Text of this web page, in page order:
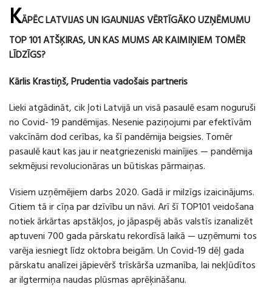
KĀPĒC LATVIJAS UN IGAUNIJAS VĒRTĪGĀKO UZŅĒMUMU
TOP 101 ATŠĶIRAS, UN KAS MUMS AR KAIMIŅIEM TOMĒR
LĪDZĪGS?
Kārlis Krastiņš, Prudentia vadošais partneris
Lieki atgādināt, cik ļoti Latvijā un visā pasaulē esam noguruši
no Covid- 19 pandēmijas. Nesenie paziņojumi par efektīvām
vakcīnām dod cerības, ka šī pandēmija beigsies. Tomēr
pasaulē kaut kas jau ir neatgriezeniski mainījies — pandēmija
sekmējusi revolucionāras un būtiskas pārmaiņas.
Visiem uzņēmējiem darbs 2020. Gadā ir milzīgs izaicinājums.
Citiem tā ir cīņa par dzīvību un nāvi. Arī šī TOP101 veidošana
notiek ārkārtas apstākļos, jo jāpaspēj abās valstīs izanalizēt
aptuveni 700 gada pārskatu rekordīsā laikā — uzņēmumi tos
varēja iesniegt līdz oktobra beigām. Un Covid-19 dēļ gada
pārskatu analīzei jāpievērš trīskārša uzmanība, lai nekļūdītos
ar ilgtermiņa naudas plūsmas aprēķināšanu.